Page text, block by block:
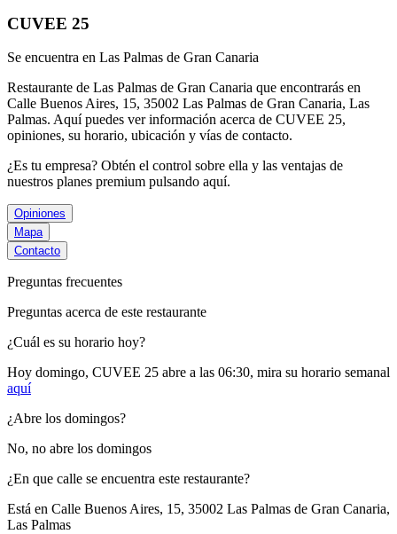
CUVEE 25
Se encuentra en Las Palmas de Gran Canaria
Restaurante de Las Palmas de Gran Canaria que encontrarás en
Calle Buenos Aires, 15, 35002 Las Palmas de Gran Canaria, Las
Palmas. Aquí puedes ver información acerca de CUVEE 25,
opiniones, su horario, ubicación y vías de contacto.
¿Es tu empresa? Obtén el control sobre ella y las ventajas de
nuestros planes premium pulsando aquí.
Opiniones
Mapa
Contacto
Preguntas frecuentes
Preguntas acerca de este restaurante
¿Cuál es su horario hoy?
Hoy domingo, CUVEE 25 abre a las 06:30, mira su horario semanal
aquí
¿Abre los domingos?
No, no abre los domingos
¿En que calle se encuentra este restaurante?
Está en Calle Buenos Aires, 15, 35002 Las Palmas de Gran Canaria,
Las Palmas